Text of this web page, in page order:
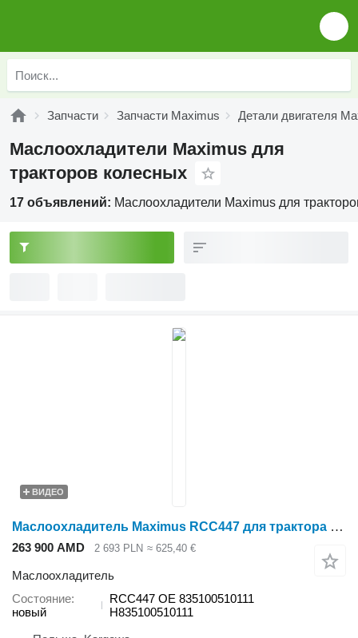
Запчасти Запчасти Maximus Детали двигателя
Маслоохладители Maximus для
тракторов колесных
17 объявлений: Маслоохладители Maximus для
ВИДЕО
Маслоохладитель Maximus RCC447 для трактора колесного Fendt 819 VARIO SCR, 822 VARIO SCR, 824 VARIO SCR, 826 VARIO SCR, 828 VARIO SCR, KATANA 65 S4, KATANA 65
263 900 AMD 2 693 PLN ≈ 625,40 €
Маслоохладитель
Состояние
новый
RCC447 OE 835100510111
H835100510111